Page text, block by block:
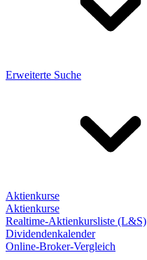
Erweiterte Suche
Aktienkurse
Aktienkurse
Realtime-Aktienkursliste (L&S)
Dividendenkalender
Online-Broker-Vergleich